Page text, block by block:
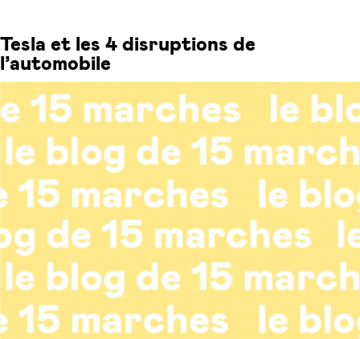
Tesla et les 4 disruptions de
l’automobile